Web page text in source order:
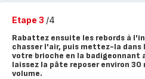
Etape 3 /4
Rabattez ensuite les rebords à
chasser l'air, puis mettez-la dans
votre brioche en la badigeonnant
laissez la pâte reposer environ 30
volume.